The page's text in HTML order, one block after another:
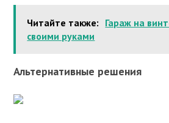
Читайте также: Гараж на
своими руками
Альтернативные решения